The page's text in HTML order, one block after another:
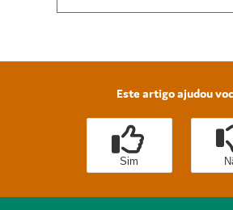
Este artigo ajudou
Sim